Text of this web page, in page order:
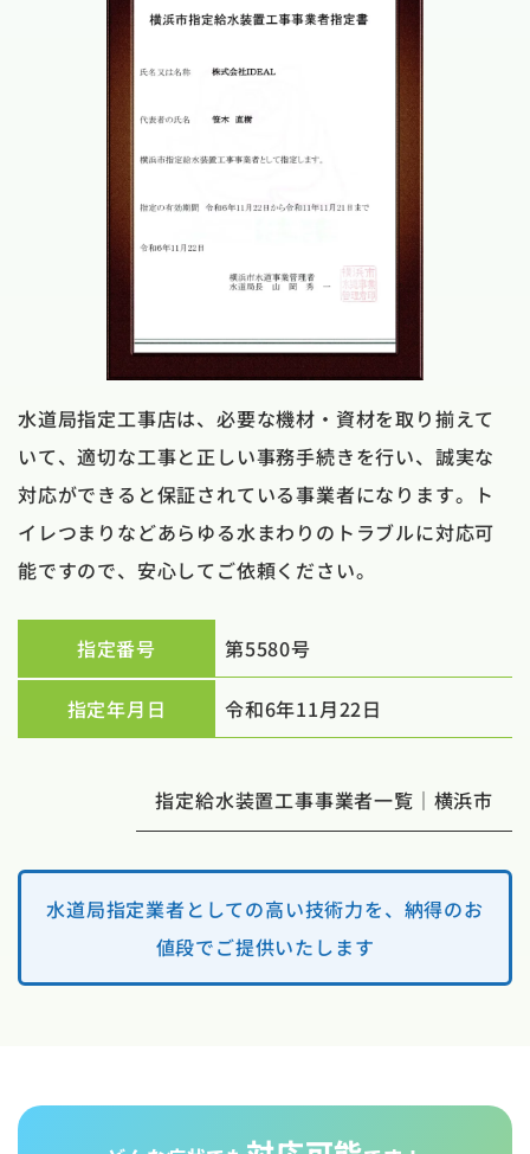
水道局指定工事店は、必要な機材・資材を取り揃えて
いて、適切な工事と正しい事務手続きを行い、誠実な
対応ができると保証されている事業者になります。ト
イレつまりなどあらゆる水まわりのトラブルに対応可
能ですので、安心してご依頼ください。
指定番号 第5580号
指定年月日 令和6年11月22日
指定給水装置工事事業者一覧｜横浜市
水道局指定業者としての高い技術力を、納得のお
値段でご提供いたします